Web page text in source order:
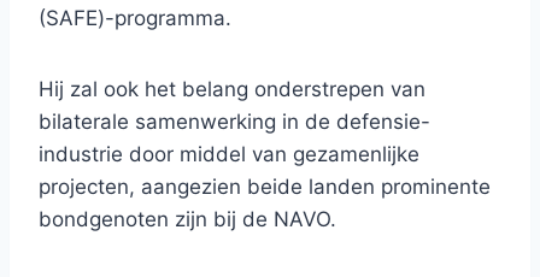
(SAFE)-programma.
Hij zal ook het belang onderstrepen van
bilaterale samenwerking in de defensie-
industrie door middel van gezamenlijke
projecten, aangezien beide landen prominente
bondgenoten zijn bij de NAVO.